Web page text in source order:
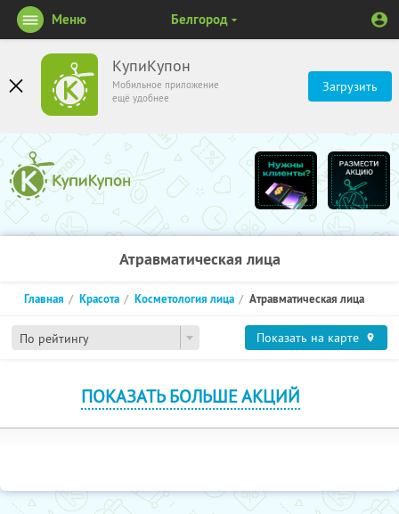
КупиКупон
Мобильное приложение
ещё удобнее
Загрузить
Меню Белгород
Атравматическая лица
По рейтингу
Главная Красота Косметология лица Атравматическая лица
Показать на карте
ПОКАЗАТЬ БОЛЬШЕ АКЦИЙ